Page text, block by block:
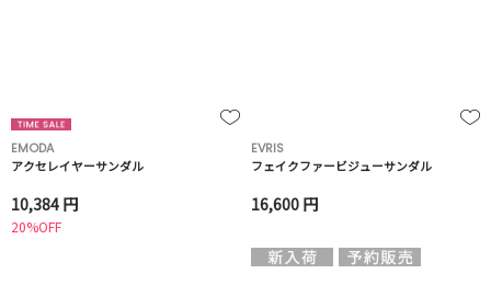
EMODA
アクセレイヤーサンダル
10,384 円
20%OFF
EVRIS
フェイクファービジューサンダル
16,600 円